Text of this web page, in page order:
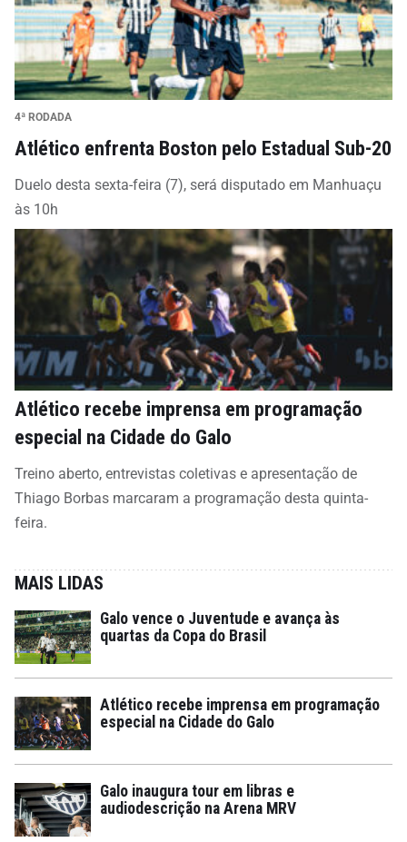
4ª RODADA
Atlético enfrenta Boston pelo Estadual Sub-20
Duelo desta sexta-feira (7), será disputado em Manhuaçu
às 10h
Atlético recebe imprensa em programação
especial na Cidade do Galo
Treino aberto, entrevistas coletivas e apresentação de
Thiago Borbas marcaram a programação desta quinta-
feira.
MAIS LIDAS
Galo vence o Juventude e avança às
quartas da Copa do Brasil
Atlético recebe imprensa em programação
especial na Cidade do Galo
Galo inaugura tour em libras e
audiodescrição na Arena MRV